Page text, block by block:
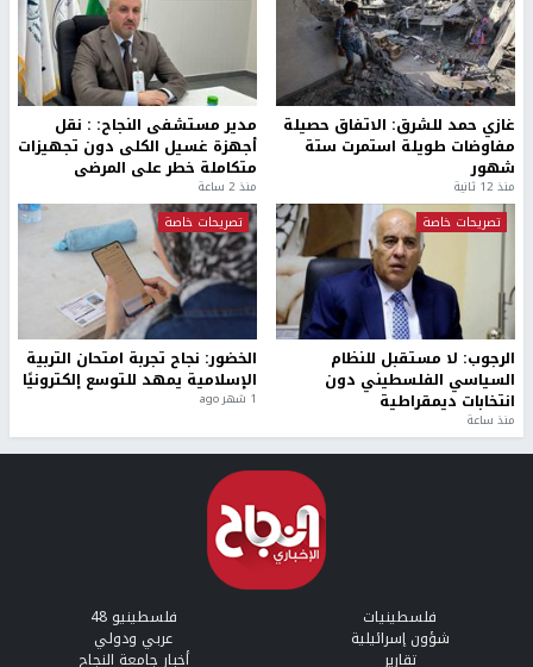
غازي حمد للشرق: الاتفاق حصيلة
مفاوضات طويلة استمرت ستة
شهور
منذ 12 ثانية
مدير مستشفى النجاح: : نقل
أجهزة غسيل الكلى دون تجهيزات
متكاملة خطر على المرضى
منذ 2 ساعة
تصريحات خاصة
الرجوب: لا مستقبل للنظام
السياسي الفلسطيني دون
انتخابات ديمقراطية
منذ ساعة
تصريحات خاصة
الخضور: نجاح تجربة امتحان التربية
الإسلامية يمهد للتوسع إلكترونيًا
1 شهر ago
فلسطينيات فلسطينيو 48
شؤون إسرائيلية عربي ودولي
تقارير أخبار جامعة النجاح